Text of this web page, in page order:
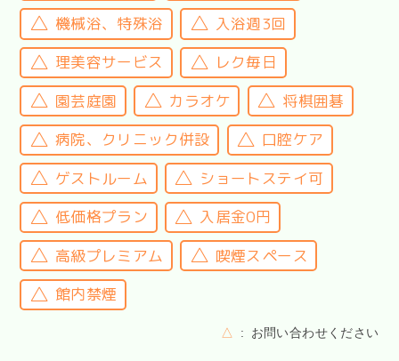
機械浴、特殊浴
入浴週3回
理美容サービス
レク毎日
園芸庭園
カラオケ
将棋囲碁
病院、クリニック併設
口腔ケア
ゲストルーム
ショートステイ可
低価格プラン
入居金0円
高級プレミアム
喫煙スペース
館内禁煙
△ お問い合わせください